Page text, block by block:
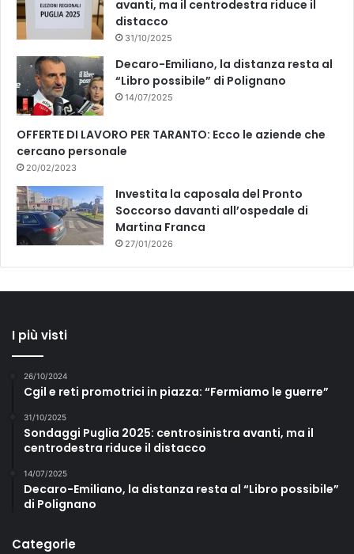
avanti, ma il centrodestra riduce il
distacco
31/10/2025
Decaro-Emiliano, la distanza resta al
“Libro possibile” di Polignano
14/07/2025
OFFERTE DI LAVORO PER TARANTO: Ecco le aziende che
cercano personale
20/02/2023
Investita la caposala del Pronto
Soccorso davanti all’ospedale di
Martina Franca
27/01/2026
I più visti
26/10/2024
Cgil e reti promotrici in piazza: “Fermiamo le guerre”
31/10/2025
Sondaggi Puglia 2025: centrosinistra avanti, ma il
centrodestra riduce il distacco
14/07/2025
Decaro-Emiliano, la distanza resta al “Libro possibile”
di Polignano
Categorie